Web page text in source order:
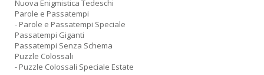
Nuova Enigmistica Tedeschi
Parole e Passatempi
- Parole e Passatempi Speciale
Passatempi Giganti
Passatempi Senza Schema
Puzzle Colossali
- Puzzle Colossali Speciale Estate